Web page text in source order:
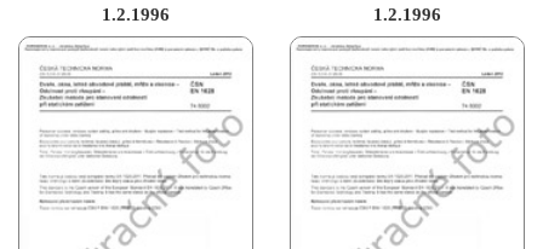
1.2.1996
1.2.1996